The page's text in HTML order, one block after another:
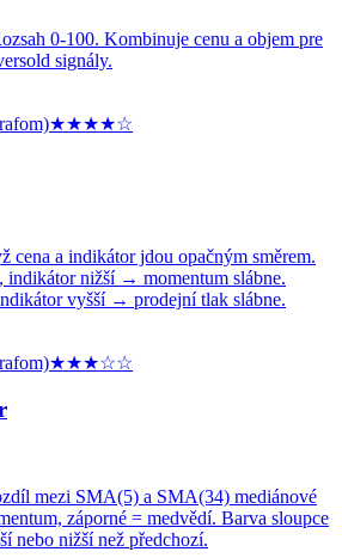
0-100. Kombinuje cenu a objem pre
signály.
★★★★☆
cena a indikátor jdou opačným směrem.
indikátor nižší → momentum slábne.
vyšší → prodejní tlak slábne.
★★★☆☆
mezi SMA(5) a SMA(34) mediánové
záporné = medvědí. Barva sloupce
nebo nižší než předchozí.